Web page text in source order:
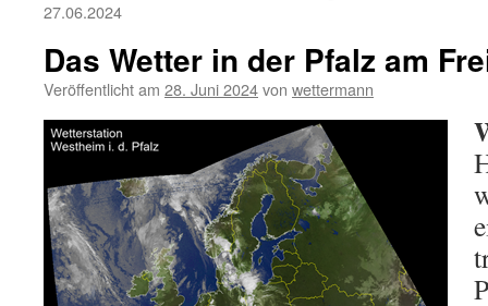
27.06.2024
Das Wetter in der Pfalz am
Veröffentlicht am 28. Juni 2024von wettermann